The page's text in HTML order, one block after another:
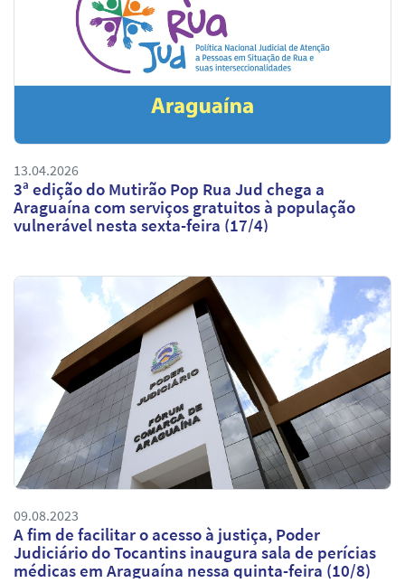
13.04.2026
3ª edição do Mutirão Pop Rua Jud chega a
Araguaína com serviços gratuitos à população
vulnerável nesta sexta-feira (17/4)
09.08.2023
A fim de facilitar o acesso à justiça, Poder
Judiciário do Tocantins inaugura sala de perícias
médicas em Araguaína nessa quinta-feira (10/8)